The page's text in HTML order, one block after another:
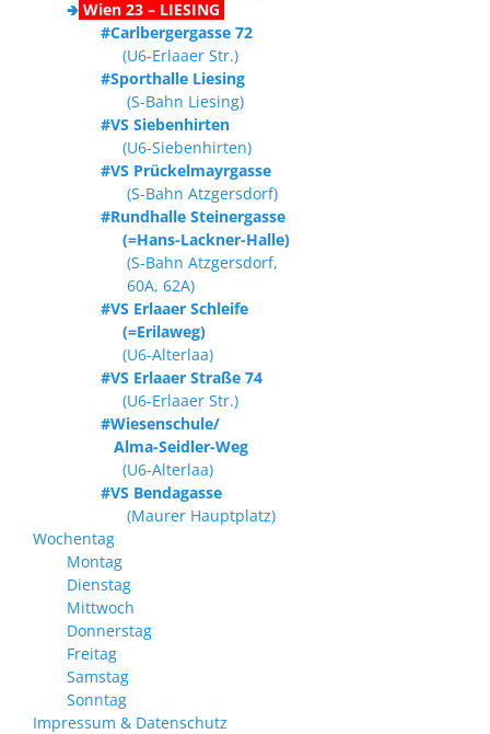
🢂 Wien 23 – LIESING
#Carlbergergasse 72
(U6-Erlaaer Str.)
#Sporthalle Liesing
(S-Bahn Liesing)
#VS Siebenhirten
(U6-Siebenhirten)
#VS Prückelmayrgasse
(S-Bahn Atzgersdorf)
#Rundhalle Steinergasse
(=Hans-Lackner-Halle)
(S-Bahn Atzgersdorf,
60A, 62A)
#VS Erlaaer Schleife
(=Erilaweg)
(U6-Alterlaa)
#VS Erlaaer Straße 74
(U6-Erlaaer Str.)
#Wiesenschule/
Alma-Seidler-Weg
(U6-Alterlaa)
#VS Bendagasse
(Maurer Hauptplatz)
Wochentag
Montag
Dienstag
Mittwoch
Donnerstag
Freitag
Samstag
Sonntag
Impressum & Datenschutz